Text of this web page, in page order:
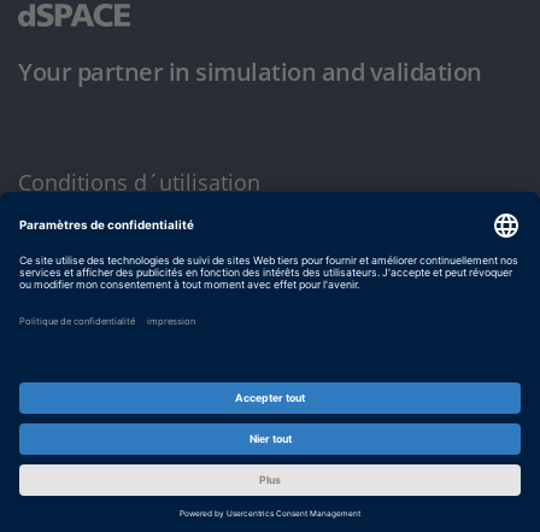
Your partner in simulation and validation
Conditions d´utilisation
Politique de confidentialité
Mentions légales et conditions générales
© dSPACE